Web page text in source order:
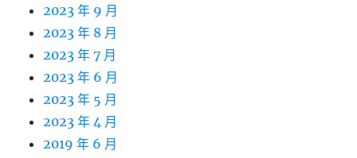
2023 年 9 月
2023 年 8 月
2023 年 7 月
2023 年 6 月
2023 年 5 月
2023 年 4 月
2019 年 6 月